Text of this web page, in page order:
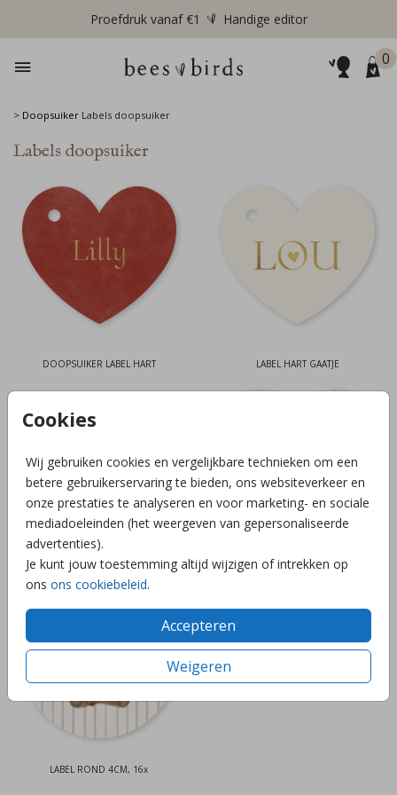
Proefdruk vanaf €1 Handige editor
0
Cookies
Wij gebruiken cookies en vergelijkbare technieken om een
betere gebruikerservaring te bieden, ons websiteverkeer en
onze prestaties te analyseren en voor marketing- en sociale
mediadoeleinden (het weergeven van gepersonaliseerde
advertenties).
Je kunt jouw toestemming altijd wijzigen of intrekken op
ons ons cookiebeleid.
Accepteren
Weigeren
> Doopsuiker Labels doopsuiker
Labels doopsuiker
DOOPSUIKER LABEL HART LABEL HART GAATJE
LABEL 2x GAATJES 85x20MM, 16x HARTVORM LABEL, 16x
LABEL ROND 4CM, 16x